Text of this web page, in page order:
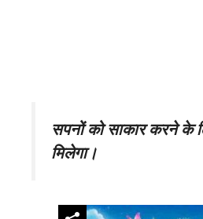
सपनों को साकार करने के
मिलेगा।